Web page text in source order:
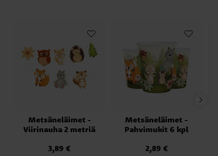
Metsäneläimet -
Viirinauha 2 metriä
Hinta:3,89 €
3,89 €
Metsäneläimet -
Pahvimukit 6 kpl
Hinta:2,89 €
2,89 €